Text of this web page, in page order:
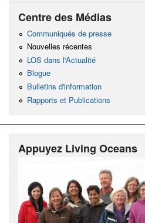
Centre des Médias
Communiqués de presse
Nouvelles récentes
LOS dans l'Actualité
Blogue
Bulletins d'information
Rapports et Publications
Appuyez Living Oceans